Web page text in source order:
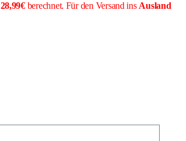
28,99€berechnet. Für den Versand ins Ausland